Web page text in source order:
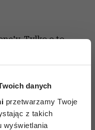
danych
przetwarzamy Twoje
z takich
wyświetlania
Tylko o to,
muzykę bez